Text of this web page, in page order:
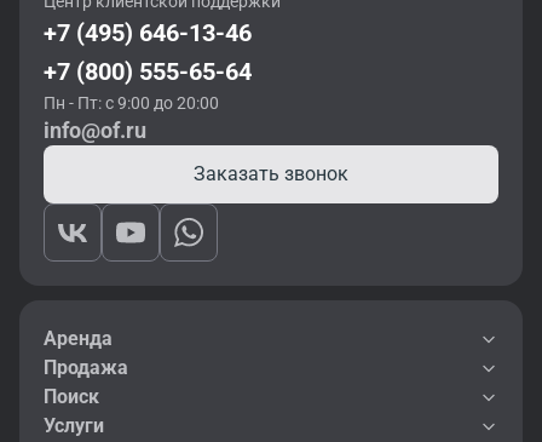
+7 (495) 646-13-46
+7 (800) 555-65-64
Пн - Пт: с 9:00 до 20:00
info@of.ru
Заказать звонок
Аренда
Продажа
Поиск
Услуги